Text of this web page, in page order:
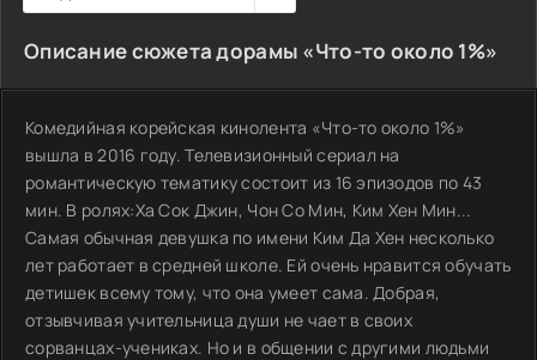
Описание сюжета дорамы «Что-то около 1%»
Комедийная корейская кинолента «Что-то около 1%»
вышла в 2016 году. Телевизионный сериал на
романтическую тематику состоит из 16 эпизодов по 43
мин. В ролях:Ха Сок Джин, Чон Со Мин, Ким Хен Мин...
Самая обычная девушка по имени Ким Да Хен несколько
лет работает в средней школе. Ей очень нравится обучать
детишек всему тому, что она умеет сама. Добрая,
отзывчивая учительница души не чает в своих
сорванцах-учениках. Но и в общении с другими людьми